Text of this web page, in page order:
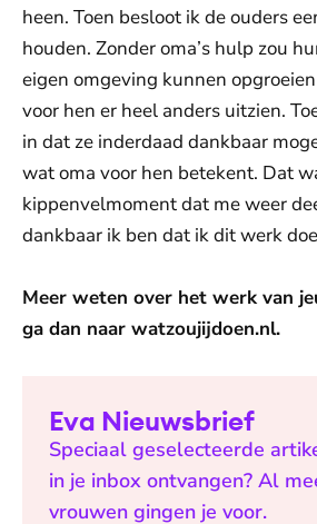
heen. Toen besloot ik de ouders
houden. Zonder oma’s hulp zou
eigen omgeving kunnen
voor hen er heel anders uitzien.
in dat ze inderdaad dankbaar
wat oma voor hen betekent. Dat
kippenvelmoment dat me weer
dankbaar ik ben dat ik dit werk
Meer weten over het werk van
ga dan naar watzoujijdoen.nl.
Eva Nieuwsbrief
Speciaal geselecteerde
in je inbox ontvangen? Al
vrouwen gingen je voor.